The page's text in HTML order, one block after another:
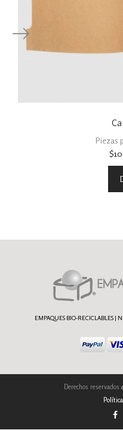
Piezas
$
EMPAQUES BIO-RECICLABLES
Derechos reservados